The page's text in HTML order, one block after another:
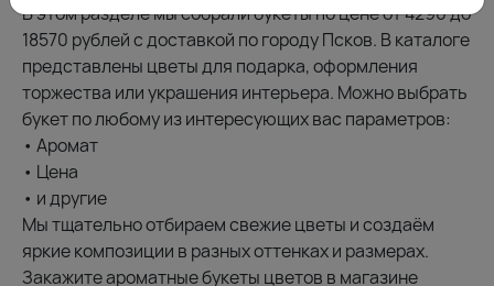
В этом разделе мы собрали букеты по цене от 4290 до
18570 рублей с доставкой по городу Псков. В каталоге
представлены цветы для подарка, оформления
торжества или украшения интерьера. Можно выбрать
букет по любому из интересующих вас параметров:
• Аромат
• Цена
• и другие
Мы тщательно отбираем свежие цветы и создаём
яркие композиции в разных оттенках и размерах.
Закажите ароматные букеты цветов в магазине